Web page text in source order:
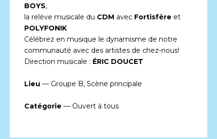
BOYS,
la relève musicale du CDM avec Fortisfère et
POLYFONIK
Célébrez en musique le dynamisme de notre
communauté avec des artistes de chez-nous!
Direction musicale : ÉRIC DOUCET
Lieu — Groupe B, Scène principale
Catégorie — Ouvert à tous